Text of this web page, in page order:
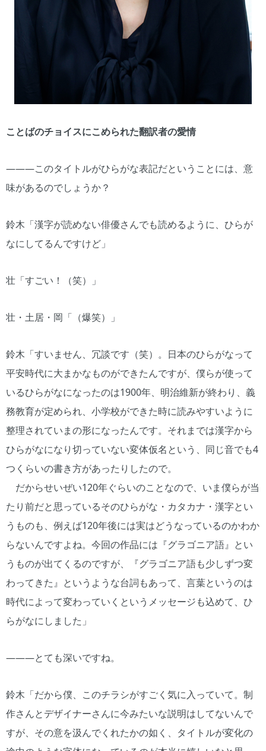
ことばのチョイスにこめられた翻訳者の愛情
―――このタイトルがひらがな表記だということには、意
味があるのでしょうか？
鈴木「漢字が読めない俳優さんでも読めるように、ひらが
なにしてるんですけど」
壮「すごい！（笑）」
壮・土居・岡「（爆笑）」
鈴木「すいません、冗談です（笑）。日本のひらがなって
平安時代に大まかなものができたんですが、僕らが使って
いるひらがなになったのは1900年、明治維新が終わり、義
務教育が定められ、小学校ができた時に読みやすいように
整理されていまの形になったんです。それまでは漢字から
ひらがなになり切っていない変体仮名という、同じ音でも4
つくらいの書き方があったりしたので。
だからせいぜい120年ぐらいのことなので、いま僕らが当
たり前だと思っているそのひらがな・カタカナ・漢字とい
うものも、例えば120年後には実はどうなっているのかわか
らないんですよね。今回の作品には『グラゴニア語』とい
うものが出てくるのですが、『グラゴニア語も少しずつ変
わってきた』というような台詞もあって、言葉というのは
時代によって変わっていくというメッセージも込めて、ひ
らがなにしました」
―――とても深いですね。
鈴木「だから僕、このチラシがすごく気に入っていて。制
作さんとデザイナーさんに今みたいな説明はしてないんで
すが、その意を汲んでくれたかの如く、タイトルが変化の